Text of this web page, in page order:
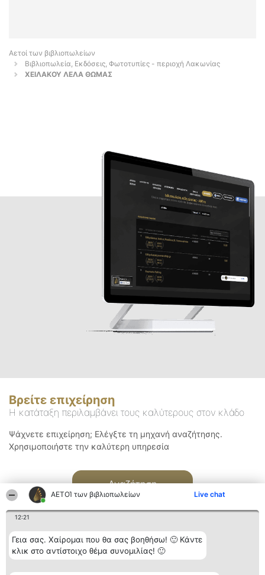
ΑΕΤΟΊ των βιβλιοπωλείων Live chat
12:21
Γεια σας. Χαίρομαι που θα σας βοηθήσω! 🙂 Κάντε
κλικ στο αντίστοιχο θέμα συνομιλίας! 🙂
Αετοί των βιβλιοπωλείων
Βιβλιοπωλεία, Εκδόσεις, Φωτοτυπίες - περιοχή Λακωνίας
ΧΕΙΛΑΚΟΥ ΛΕΛΑ ΘΩΜΑΣ
Βρείτε επιχείρηση
Η κατάταξη περιλαμβάνει τους καλύτερους στον κλάδο
Ψάχνετε επιχείρηση; Ελέγξτε τη μηχανή αναζήτησης.
Χρησιμοποιήστε την καλύτερη υπηρεσία
Αναζήτηση
Διοργανωτής της
Κατάταξη Επικοινωνία